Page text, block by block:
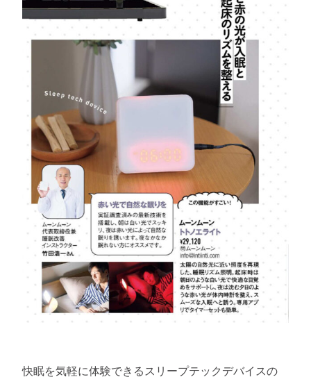
快眠を気軽に体験できるスリープテックデバイスの